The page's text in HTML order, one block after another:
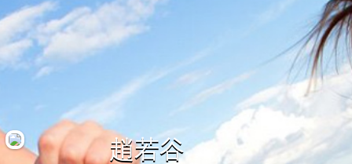
好康優惠
最新留言 趙若谷